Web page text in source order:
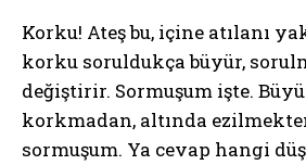
Korku! Ateş bu, içine atılanı
korku soruldukça büyür,
değiştirir. Sormuşum işte.
korkmadan, altında
sormuşum. Ya cevap hangi